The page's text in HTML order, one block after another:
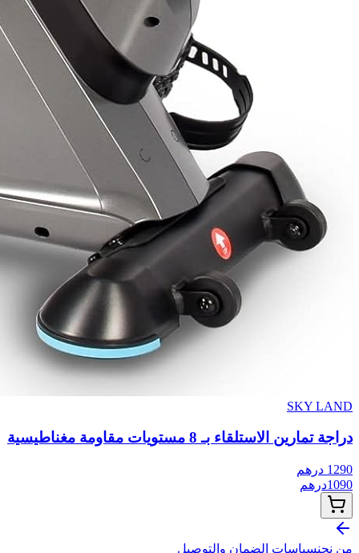
SKY LAND
دراجة تمارين الاستلقاء بـ 8 مستويات مقاومة مغناطيسية
1290 درهم
1090درهم
من نحنسياسات الضمان والتوصيل